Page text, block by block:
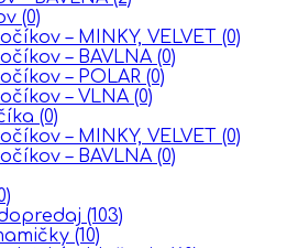
(0)
– MINKY, VELVET (0)
– BAVLNA (0)
– POLAR (0)
– VLNA (0)
(0)
– MINKY, VELVET (0)
– BAVLNA (0)
(103)
(10)